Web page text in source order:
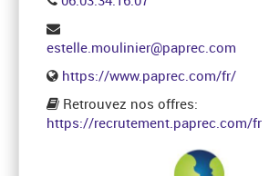
estelle.moulinier@paprec.com
https://www.paprec.com/fr/
Retrouvez nos offres:
https://recrutement.paprec.com/fr